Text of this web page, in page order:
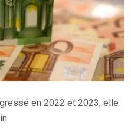
en 2022 et 2023, elle